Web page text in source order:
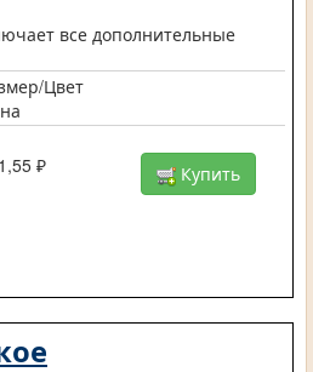
все дополнительные
Цвет
₽
Купить